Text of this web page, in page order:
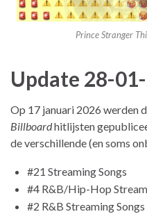
Prince Stranger
Update 28-
Op 17 januari 2026 werden
Billboardhitlijsten
de verschillende (en soms
#21 Streaming Songs
#4 R&B/Hip-Hop
#2 R&B Streaming Songs